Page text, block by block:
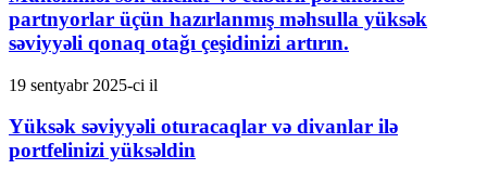
partnyorlar üçün hazırlanmış məhsulla yüksək
səviyyəli qonaq otağı çeşidinizi artırın.
19 sentyabr 2025-ci il
Yüksək səviyyəli oturacaqlar və divanlar ilə
portfelinizi yüksəldin